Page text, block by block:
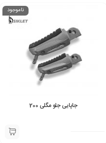
ناموجود
جاپایی جلو مگلی 200